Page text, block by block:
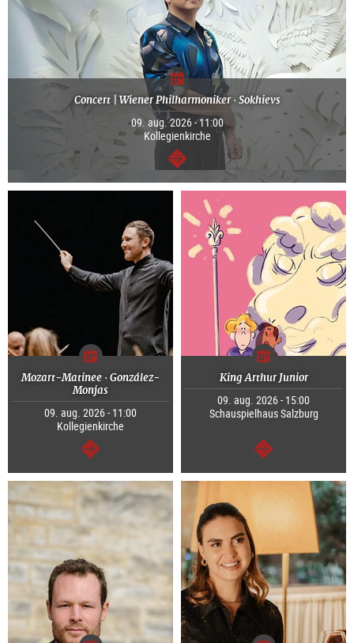
Concert | Wiener Philharmoniker · Sokhievs
09. aug. 2026 - 11:00
Kollegienkirche
Tovább
Mozart-Matinee · González-
Monjas
09. aug. 2026 - 11:00
Kollegienkirche
Tovább
King Arthur Junior
09. aug. 2026 - 15:00
Schauspielhaus Salzburg
Tovább